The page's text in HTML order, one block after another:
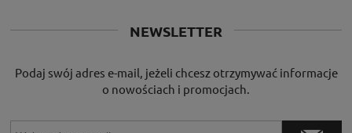
NEWSLETTER
Podaj swój adres e-mail, jeżeli chcesz otrzymywać informacje
o nowościach i promocjach.